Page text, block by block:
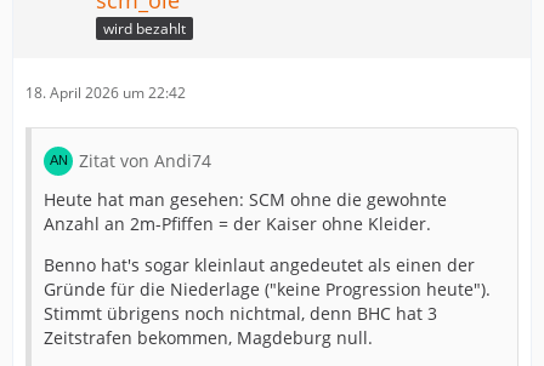
wird bezahlt
18. April 2026 um 22:42
Zitat von Andi74
Heute hat man gesehen: SCM ohne die gewohnte
Anzahl an 2m-Pfiffen = der Kaiser ohne Kleider.
Benno hat's sogar kleinlaut angedeutet als einen der
Gründe für die Niederlage ("keine Progression heute").
Stimmt übrigens noch nichtmal, denn BHC hat 3
Zeitstrafen bekommen, Magdeburg null.